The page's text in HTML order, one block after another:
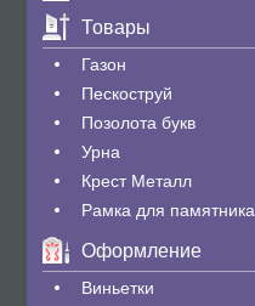
Товары
Газон
Пескоструй
Позолота букв
Урна
Крест Металл
Рамка для памятника
Оформление
Виньетки